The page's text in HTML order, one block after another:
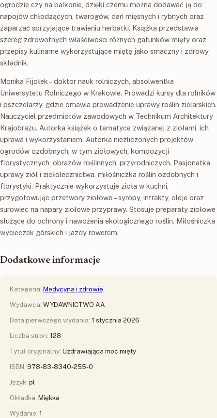
ogrodzie czy na balkonie, dzięki czemu można dodawać ją do
napojów chłodzących, twarogów, dań mięsnych i rybnych oraz
zaparzać sprzyjające trawieniu herbatki. Książka przedstawia
szereg zdrowotnych właściwości różnych gatunków mięty oraz
przepisy kulinarne wykorzystujące miętę jako smaczny i zdrowy
składnik.
Monika Fijołek – doktor nauk rolniczych, absolwentka
Uniwersytetu Rolniczego w Krakowie. Prowadzi kursy dla rolników
i pszczelarzy, gdzie omawia prowadzenie uprawy roślin zielarskich.
Nauczyciel przedmiotów zawodowych w Technikum Architektury
Krajobrazu. Autorka książek o tematyce związanej z ziołami, ich
uprawa i wykorzystaniem. Autorka niezliczonych projektów
ogrodów ozdobnych, w tym ziołowych, kompozycji
florystycznych, obrazów roślinnych, przyrodniczych. Pasjonatka
uprawy ziół i ziołolecznictwa, miłośniczka roślin ozdobnych i
florystyki. Praktycznie wykorzystuje zioła w kuchni,
przygotowując przetwory ziołowe – syropy, intrakty, oleje oraz
surowiec na napary ziołowe przyprawy. Stosuje preparaty ziołowe
służące do ochrony i nawożenia ekologicznego roślin. Miłośniczka
wycieczek górskich i jazdy rowerem.
Dodatkowe informacje
Kategoria: Medycyna i zdrowie
Wydawca: WYDAWNICTWO AA
Data pierwszego wydania: 1 stycznia 2026
Liczba stron: 128
Tytuł oryginalny: Uzdrawiająca moc mięty
ISBN: 978-83-8340-255-0
Język: pl
Okładka: Miękka
Wydanie: 1